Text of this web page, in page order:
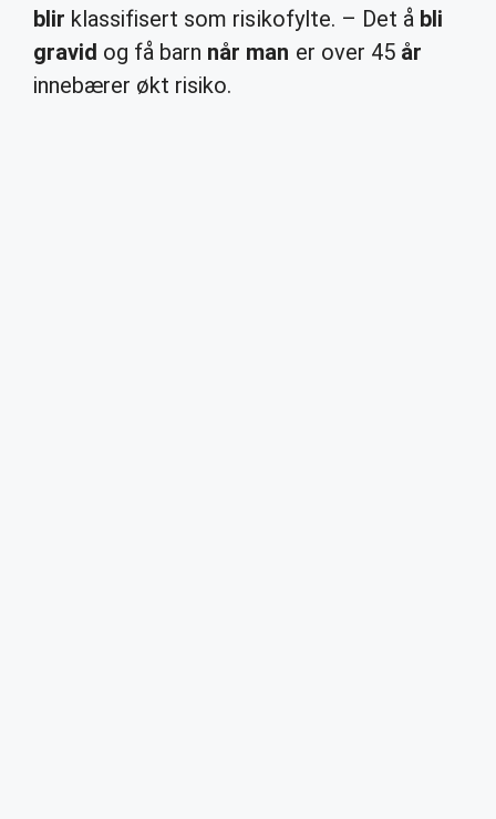
blir klassifisert som risikofylte. – Det å bli
gravid og få barn når man er over 45 år
innebærer økt risiko.